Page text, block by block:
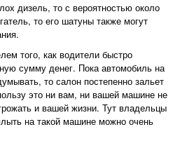
дизель, то с вероятностью около
то его шатуны также могут
того, как водители быстро
сумму денег. Пока автомобиль на
то салон постепенно зальет
это ни вам, ни вашей машине не
и вашей жизни. Тут владельцы
на такой машине можно очень